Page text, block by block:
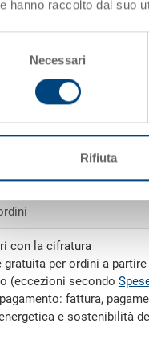
hanno raccolto dal suo
Necessari
Rifiuta
- la nostra specialità
/ etichette(Esempi)
(RFID) / Barcodes
con la cifratura
gratuita per ordini a partire
(eccezioni secondo
fattura,
e sostenibilità